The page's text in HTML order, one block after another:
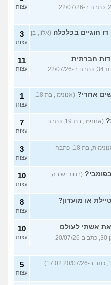
(כינוי, בת 26, כתבה ב-22/07/26
עצות
חוגיים בכלכלה (אלון, בן
3
עצות
חברתית
(אחת, בת 34, כתבה ב-22/07/26
11
עצות
אחרי?
(אנונימי, בת 18,
1
עצות
(אנונימי, בת 19, כתבה
7
עצות
(אנונימית, בת 18, כתבה
3
עצות
(בחור ישיבה,
10
עצות
או מועדון? 8
עצות
אשתי לעולם
(אבי, בן 30, כתב ב-20/07/26
10
עצות
5
עצות